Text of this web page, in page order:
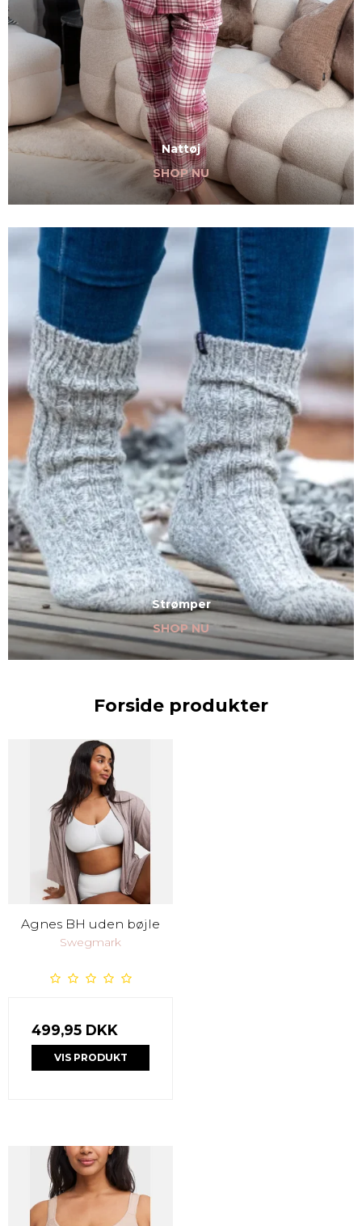
Nattøj
SHOP NU
Strømper
SHOP NU
Forside produkter
Agnes BH uden bøjle
Swegmark
499,95 DKK
VIS PRODUKT